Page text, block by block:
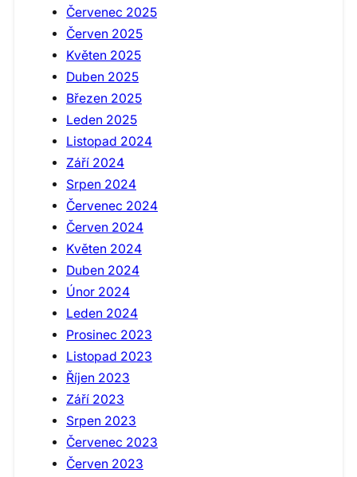
Červenec 2025
Červen 2025
Květen 2025
Duben 2025
Březen 2025
Leden 2025
Listopad 2024
Září 2024
Srpen 2024
Červenec 2024
Červen 2024
Květen 2024
Duben 2024
Únor 2024
Leden 2024
Prosinec 2023
Listopad 2023
Říjen 2023
Září 2023
Srpen 2023
Červenec 2023
Červen 2023